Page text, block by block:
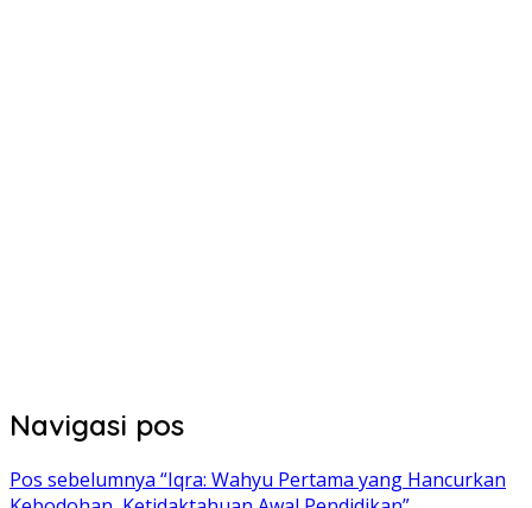
Navigasi pos
Pos sebelumnya “Iqra: Wahyu Pertama yang Hancurkan